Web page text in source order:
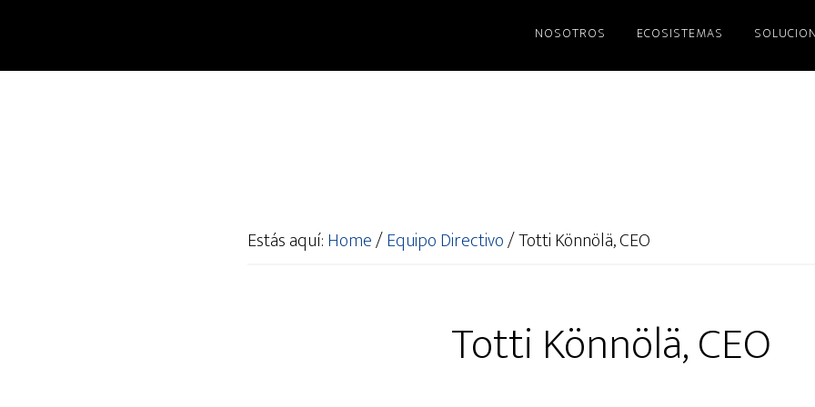
NOSOTROS ECOSISTEMAS
Estás aquí:Home/Equipo Directivo/Totti Könnölä, CEO
Totti Könnölä, CEO